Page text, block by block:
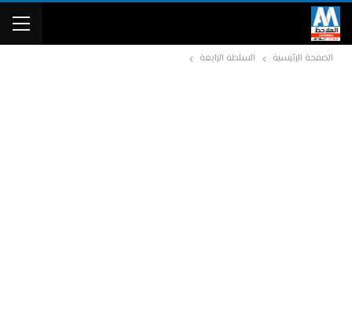
الصفحة الرئيسية السلطة الرابعة